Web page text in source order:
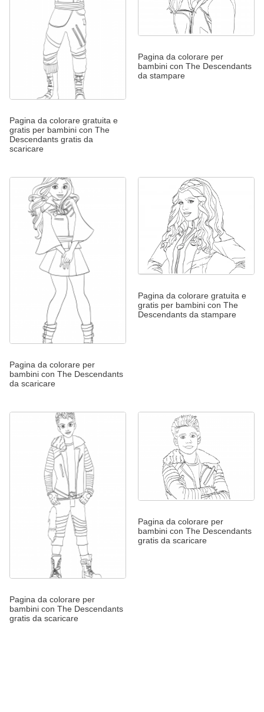
Pagina da colorare gratuita e
gratis per bambini con The
Descendants gratis da
scaricare
Pagina da colorare per
bambini con The Descendants
da stampare
Pagina da colorare per
bambini con The Descendants
da scaricare
Pagina da colorare gratuita e
gratis per bambini con The
Descendants da stampare
Pagina da colorare per
bambini con The Descendants
gratis da scaricare
Pagina da colorare per
bambini con The Descendants
gratis da scaricare